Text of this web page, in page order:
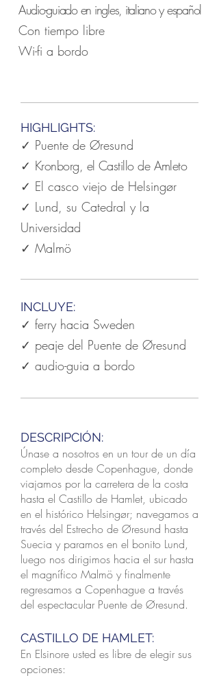
Audio-guiado en ingles, italiano y español
Con tiempo libre
Wi-fi a bordo
HIGHLIGHTS:
✓ Puente de Øresund
✓ Kronborg, el Castillo de Amleto
✓ El casco viejo de Helsingør
✓ Lund, su Catedral y la
Universidad
✓ Malmö
INCLUYE:
✓ ferry hacia Sweden
✓ peaje del Puente de Øresund
✓ audio-guia a bordo
DESCRIPCIÓN:
Únase a nosotros en un tour de un día
completo desde Copenhague, donde
viajamos por la carretera de la costa
hasta el Castillo de Hamlet, ubicado
en el histórico Helsingør; navegamos a
través del Estrecho de Øresund hasta
Suecia y paramos en el bonito Lund,
luego nos dirigimos hacia el sur hasta
el magnífico Malmö y finalmente
regresamos a Copenhague a través
del espectacular Puente de Øresund.
CASTILLO DE HAMLET:
En Elsinore usted es libre de elegir sus
opciones: